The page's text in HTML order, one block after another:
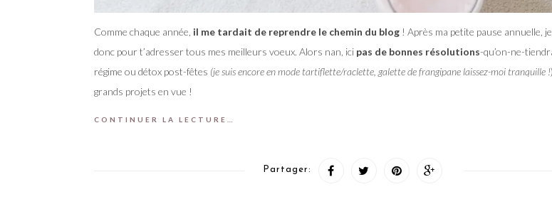
Comme chaque année, il me tardait de reprendre le chemin du blog ! Après ma petite pause annuelle,
donc pour t’adresser tous mes meilleurs voeux. Alors nan, ici pas de bonnes résolutions-qu’on-ne-
régime ou détox post-fêtes (je suis encore en mode tartiflette/raclette, galette de frangipane laissez-moi tranquille !
grands projets en vue !
CONTINUER LA LECTURE…
Partager: